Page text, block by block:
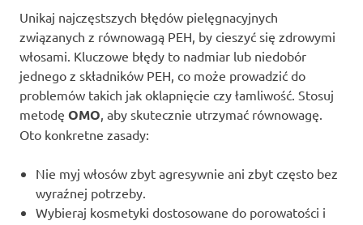
Unikaj najczęstszych błędów pielęgnacyjnych
związanych z równowagą PEH, by cieszyć się zdrowymi
włosami. Kluczowe błędy to nadmiar lub niedobór
jednego z składników PEH, co może prowadzić do
problemów takich jak oklapnięcie czy łamliwość. Stosuj
metodę OMO, aby skutecznie utrzymać równowagę.
Oto konkretne zasady:
Nie myj włosów zbyt agresywnie ani zbyt często bez
wyraźnej potrzeby.
Wybieraj kosmetyki dostosowane do porowatości i